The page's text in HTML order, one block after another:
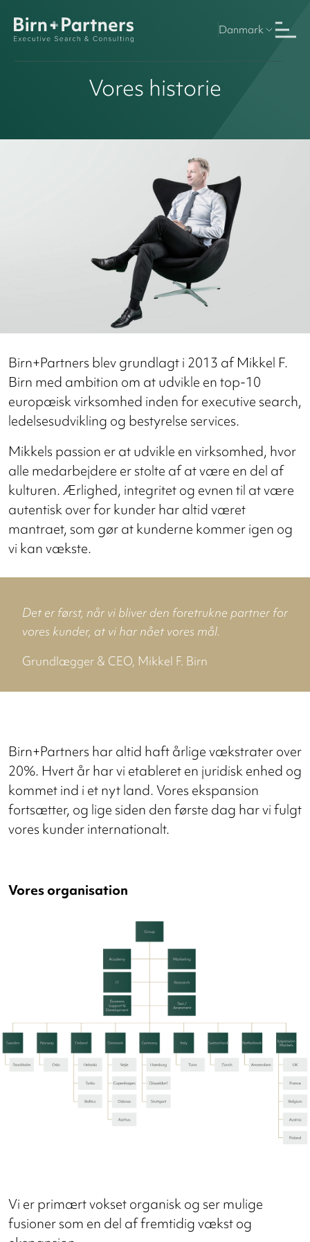
Danmark
Vores historie
Birn+Partners blev grundlagt i 2013 af Mikkel F.
Birn med ambition om at udvikle en top-10
europæisk virksomhed inden for executive search,
ledelsesudvikling og bestyrelse services.
Mikkels passion er at udvikle en virksomhed, hvor
alle medarbejdere er stolte af at være en del af
kulturen. Ærlighed, integritet og evnen til at være
autentisk over for kunder har altid været
mantraet, som gør at kunderne kommer igen og
vi kan vækste.
Det er først, når vi bliver den foretrukne partner for
vores kunder, at vi har nået vores mål.
Grundlægger & CEO, Mikkel F. Birn
Birn+Partners har altid haft årlige vækstrater over
20%. Hvert år har vi etableret en juridisk enhed og
kommet ind i et nyt land. Vores ekspansion
fortsætter, og lige siden den første dag har vi fulgt
vores kunder internationalt.
Vores organisation
Vi er primært vokset organisk og ser mulige
fusioner som en del af fremtidig vækst og